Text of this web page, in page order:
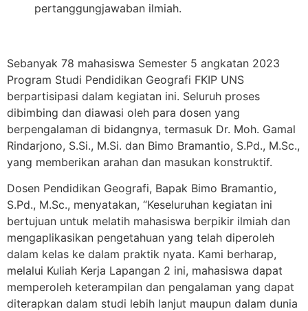
pertanggungjawaban ilmiah.
Sebanyak 78 mahasiswa Semester 5 angkatan 2023
Program Studi Pendidikan Geografi FKIP UNS
berpartisipasi dalam kegiatan ini. Seluruh proses
dibimbing dan diawasi oleh para dosen yang
berpengalaman di bidangnya, termasuk Dr. Moh. Gamal
Rindarjono, S.Si., M.Si. dan Bimo Bramantio, S.Pd., M.Sc.,
yang memberikan arahan dan masukan konstruktif.
Dosen Pendidikan Geografi, Bapak Bimo Bramantio,
S.Pd., M.Sc., menyatakan, “Keseluruhan kegiatan ini
bertujuan untuk melatih mahasiswa berpikir ilmiah dan
mengaplikasikan pengetahuan yang telah diperoleh
dalam kelas ke dalam praktik nyata. Kami berharap,
melalui Kuliah Kerja Lapangan 2 ini, mahasiswa dapat
memperoleh keterampilan dan pengalaman yang dapat
diterapkan dalam studi lebih lanjut maupun dalam dunia